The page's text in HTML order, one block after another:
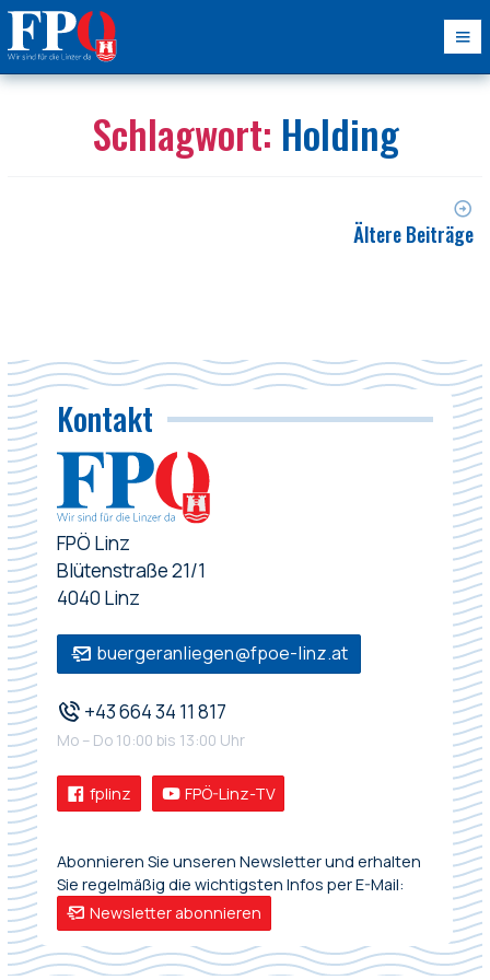
Schlagwort: Holding
Ältere Beiträge
Kontakt
FPÖ Linz
Blütenstraße 21/1
4040 Linz
buergeranliegen@fpoe-linz.at
+43 664 34 11 817
Mo – Do 10:00 bis 13:00 Uhr
fplinz FPÖ-Linz-TV
Abonnieren Sie unseren Newsletter und erhalten
Sie regelmäßig die wichtigsten Infos per E-Mail:
Newsletter abonnieren